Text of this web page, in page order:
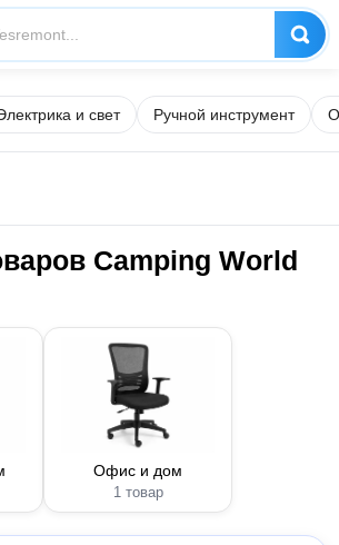
и свет Ручной инструмент
Camping World
Офис и дом
1 товар